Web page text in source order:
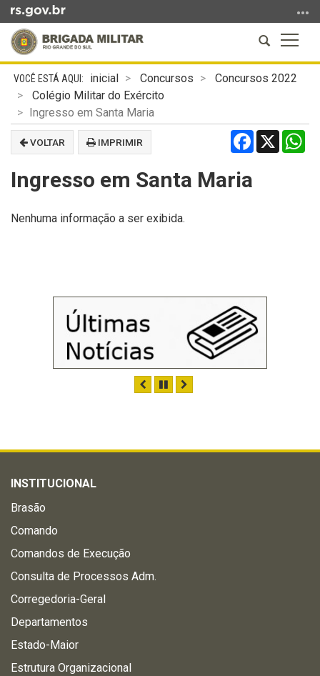
para
conteúdo
para
menu
a
Abrir
a
busca
Início
conteúdo
inicial Concursos
Concursos 2022
Colégio Militar do Exército
Ingresso em Santa Maria
VOLTAR IMPRIMIR Facebook
X
Ingresso em Santa Maria
Nenhuma informação a ser exibida.
ANTERIOR
PAUSAR
INSTITUCIONAL
Brasão
Comando
Comandos de Execução
Consulta de Processos Adm.
Corregedoria-Geral
Departamentos
Estado-Maior
Estrutura Organizacional